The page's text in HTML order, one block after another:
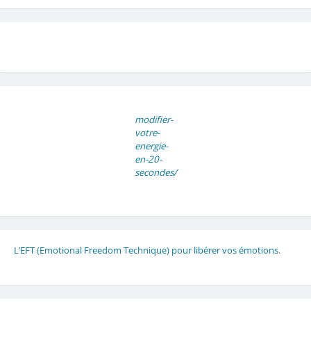
modifier-
votre-
energie-
en-20-
secondes/
L’EFT (Emotional Freedom Technique) pour libérer vos émotions.